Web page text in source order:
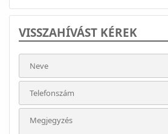
VISSZAHÍVÁST KÉREK